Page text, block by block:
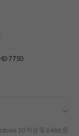
7750
10 이상 및 64bit 운